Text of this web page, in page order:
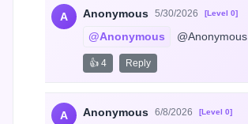
A Anonymous 5/30/2026 [Level 0]
@Anonymous @Anonymous
👍 4 Reply
A Anonymous 6/8/2026 [Level 0]